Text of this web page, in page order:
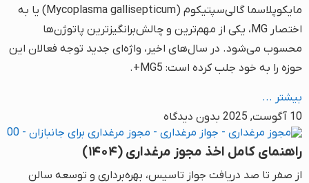
مایکوپلاسما گالی‌سپتیکوم (Mycoplasma gallisepticum) یا به
اختصار MG، یکی از مهم‌ترین و چالش‌برانگیزترین پاتوژن‌ها
محسوب می‌شود. در سال‌های اخیر، واژه‌ای جدید توجه فعالان این
حوزه را به خود جلب کرده است: MG5+.
بیشتر ...
10 آگوست, 2025
بدون دیدگاه
راهنمای کامل اخذ مجوز مرغداری (۱۴۰۴)
از صفر تا صد دریافت جواز تاسیس، بهره‌برداری و توسعه سالن